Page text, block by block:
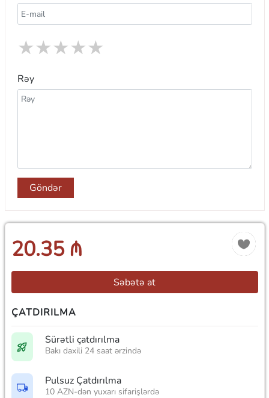
★
★
★
★
★
Rəy
Göndər
20.35 ₼
Səbətə at
ÇATDIRILMA
Sürətli çatdırılma
Bakı daxili 24 saat ərzində
Pulsuz Çatdırılma
10 AZN-dən yuxarı sifarişlərdə